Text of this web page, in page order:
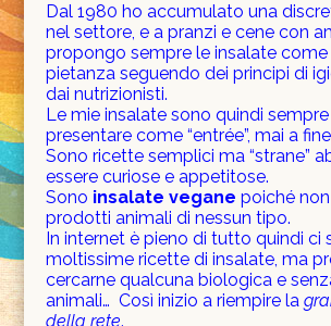
Dal 1980 ho accumulato una
nel settore, e a pranzi e cene con
propongo sempre le insalate
pietanza seguendo dei principi di
dai nutrizionisti.
Le mie insalate sono quindi
presentare come “entrée”, mai a
Sono ricette semplici ma “strane”
essere curiose e appetitose.
Sono insalate vegane poiché
prodotti animali di nessun tipo.
In internet è pieno di tutto quindi ci
moltissime ricette di insalate, ma
cercarne qualcuna biologica e
animali… Così inizio a riempire la
della rete.